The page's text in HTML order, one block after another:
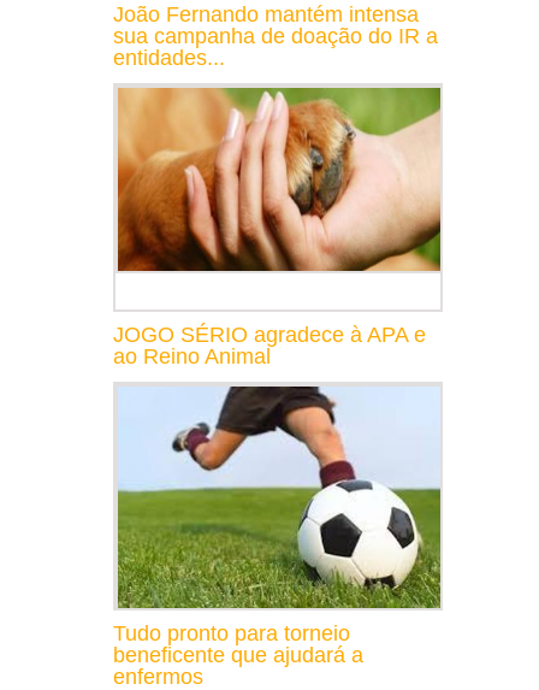
João Fernando mantém intensa
sua campanha de doação do IR a
entidades...
JOGO SÉRIO agradece à APA e
ao Reino Animal
Tudo pronto para torneio
beneficente que ajudará a
enfermos